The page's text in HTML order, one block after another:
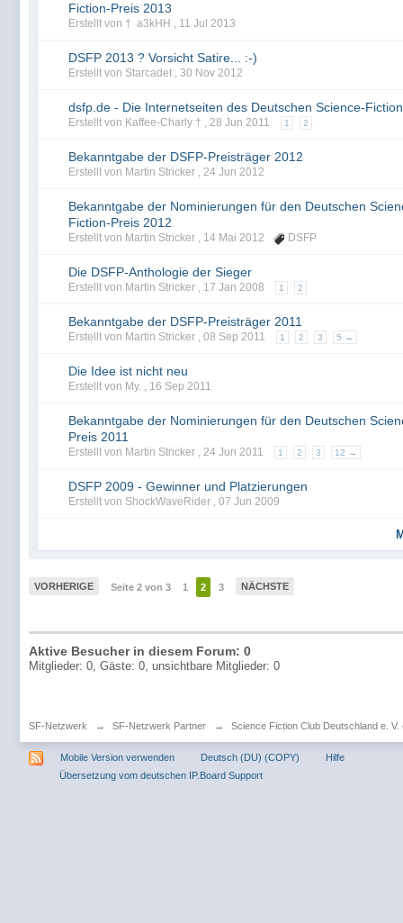
Fiction-Preis 2013
Erstellt von † a3kHH , 11 Jul 2013
DSFP 2013 ? Vorsicht Satire... :-)
Erstellt von Starcadet , 30 Nov 2012
dsfp.de - Die Internetseiten des Deutschen Science-
Erstellt von Kaffee-Charly † , 28 Jun 2011 1 2
Bekanntgabe der DSFP-Preisträger 2012
Erstellt von Martin Stricker , 24 Jun 2012
Bekanntgabe der Nominierungen für den Deutschen
Fiction-Preis 2012
Erstellt von Martin Stricker , 14 Mai 2012 DSFP
Die DSFP-Anthologie der Sieger
Erstellt von Martin Stricker , 17 Jan 2008 1 2
Bekanntgabe der DSFP-Preisträger 2011
Erstellt von Martin Stricker , 08 Sep 2011 1 2 3 5 →
Die Idee ist nicht neu
Erstellt von My. , 16 Sep 2011
Bekanntgabe der Nominierungen für den Deutschen
Preis 2011
Erstellt von Martin Stricker , 24 Jun 2011 1 2 3 12 →
DSFP 2009 - Gewinner und Platzierungen
Erstellt von ShockWaveRider , 07 Jun 2009
VORHERIGE Seite 2 von 3 1 2 3 NÄCHSTE
Aktive Besucher in diesem Forum: 0
Mitglieder: 0, Gäste: 0, unsichtbare Mitglieder: 0
SF-Netzwerk → SF-Netzwerk Partner → Science Fiction Club Deutschland e. V.
Mobile Version verwenden Deutsch (DU) (COPY)
Hilfe
Übersetzung vom deutschen IP.Board Support